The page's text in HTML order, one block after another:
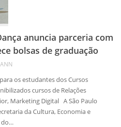
anuncia parceria com
bolsas de graduação
os estudantes dos Cursos
cursos de Relações
Marketing Digital A São Paulo
da Cultura, Economia e
do…